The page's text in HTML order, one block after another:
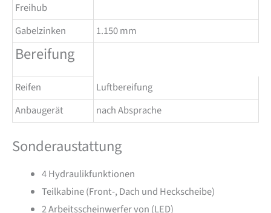
Freihub
Gabelzinken
1.150 mm
Bereifung
Reifen
Luftbereifung
Anbaugerät
nach Absprache
Sonderaustattung
4 Hydraulikfunktionen
Teilkabine (Front-, Dach und Heckscheibe)
2 Arbeitsscheinwerfer von (LED)